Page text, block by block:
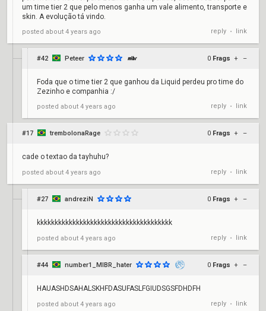
um time tier 2 que pelo menos ganha um vale alimento, transporte e
skin. A evolução tá vindo.
posted about 4 years ago reply • link
#42 Peteer 0 Frags + –
Foda que o time tier 2 que ganhou da Liquid perdeu pro time do
Zezinho e companhia :/
posted about 4 years ago reply • link
#17 trembolonaRage 0 Frags + –
cade o textao da tayhuhu?
posted about 4 years ago reply • link
#27 andreziN 0 Frags + –
kkkkkkkkkkkkkkkkkkkkkkkkkkkkkkkkkkkkkk
posted about 4 years ago reply • link
#44 number1_MIBR_hater 0 Frags + –
HAUASHDSAHALSKHFDASUFASLFGIUDSGSFDHDFH
posted about 4 years ago reply • link